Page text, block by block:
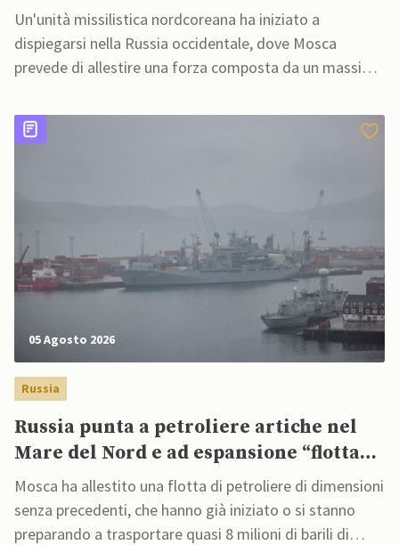
missili balistici potrebbero presto
colpire l’Ucraina”
Un'unità missilistica nordcoreana ha iniziato a
dispiegarsi nella Russia occidentale, dove Mosca
prevede di allestire una forza composta da un massimo
l'Ucraina
05 Agosto 2026
Russia
Russia punta a petroliere artiche nel
Mare del Nord e ad espansione “flotta
ombra” per aggirare sanzioni
occidentali
Mosca ha allestito una flotta di petroliere di dimensioni
senza precedenti, che hanno già iniziato o si stanno
preparando a trasportare quasi 8 milioni di barili di